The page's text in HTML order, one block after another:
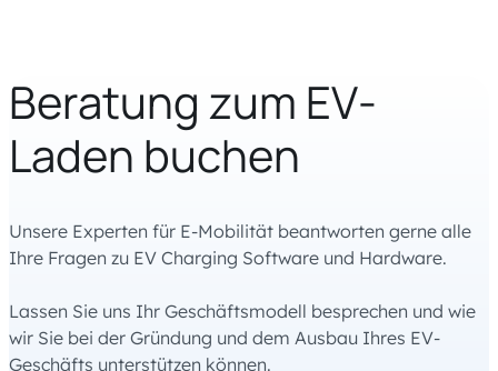
Beratung zum EV-
Laden buchen
Unsere Experten für E-Mobilität beantworten gerne alle
Ihre Fragen zu EV Charging Software und Hardware.
Lassen Sie uns Ihr Geschäftsmodell besprechen und wie
wir Sie bei der Gründung und dem Ausbau Ihres EV-
Geschäfts unterstützen können.